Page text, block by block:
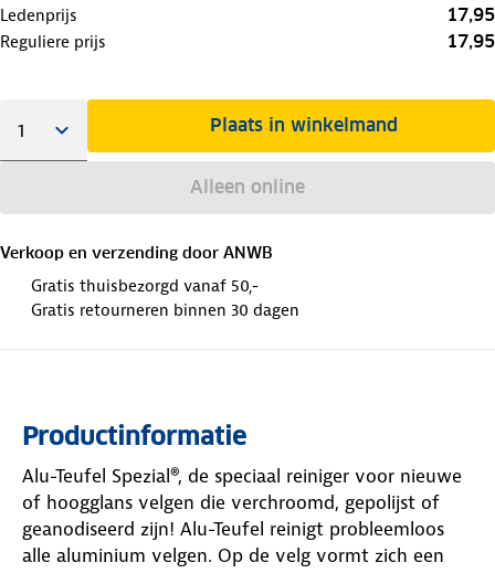
Ledenprijs 17,95
Reguliere prijs 17,95
Plaats in winkelmand
Alleen online
Verkoop en verzending door ANWB
Gratis thuisbezorgd vanaf 50,-
Gratis retourneren binnen 30 dagen
Productinformatie
Alu-Teufel Spezial®, de speciaal reiniger voor nieuwe
of hoogglans velgen die verchroomd, gepolijst of
geanodiseerd zijn! Alu-Teufel reinigt probleemloos
alle aluminium velgen. Op de velg vormt zich een